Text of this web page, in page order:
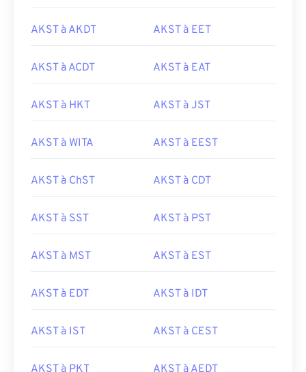
AKST à AKDT AKST à EET
AKST à ACDT AKST à EAT
AKST à HKT AKST à JST
AKST à WITA AKST à EEST
AKST à ChST AKST à CDT
AKST à SST AKST à PST
AKST à MST AKST à EST
AKST à EDT AKST à IDT
AKST à IST AKST à CEST
AKST à PKT AKST à AEDT